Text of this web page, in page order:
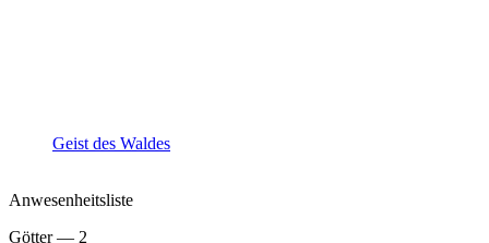
Geist des Waldes
Anwesenheitsliste
Götter — 2